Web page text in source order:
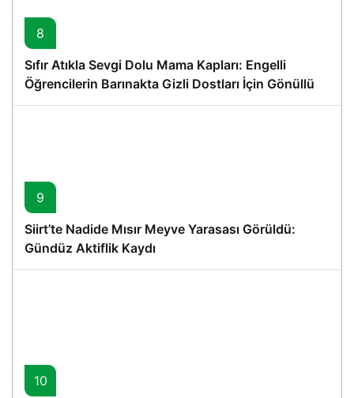
8
Sıfır Atıkla Sevgi Dolu Mama Kapları: Engelli
Öğrencilerin Barınakta Gizli Dostları İçin Gönüllü
Proje
9
Siirt’te Nadide Mısır Meyve Yarasası Görüldü:
Gündüz Aktiflik Kaydı
10